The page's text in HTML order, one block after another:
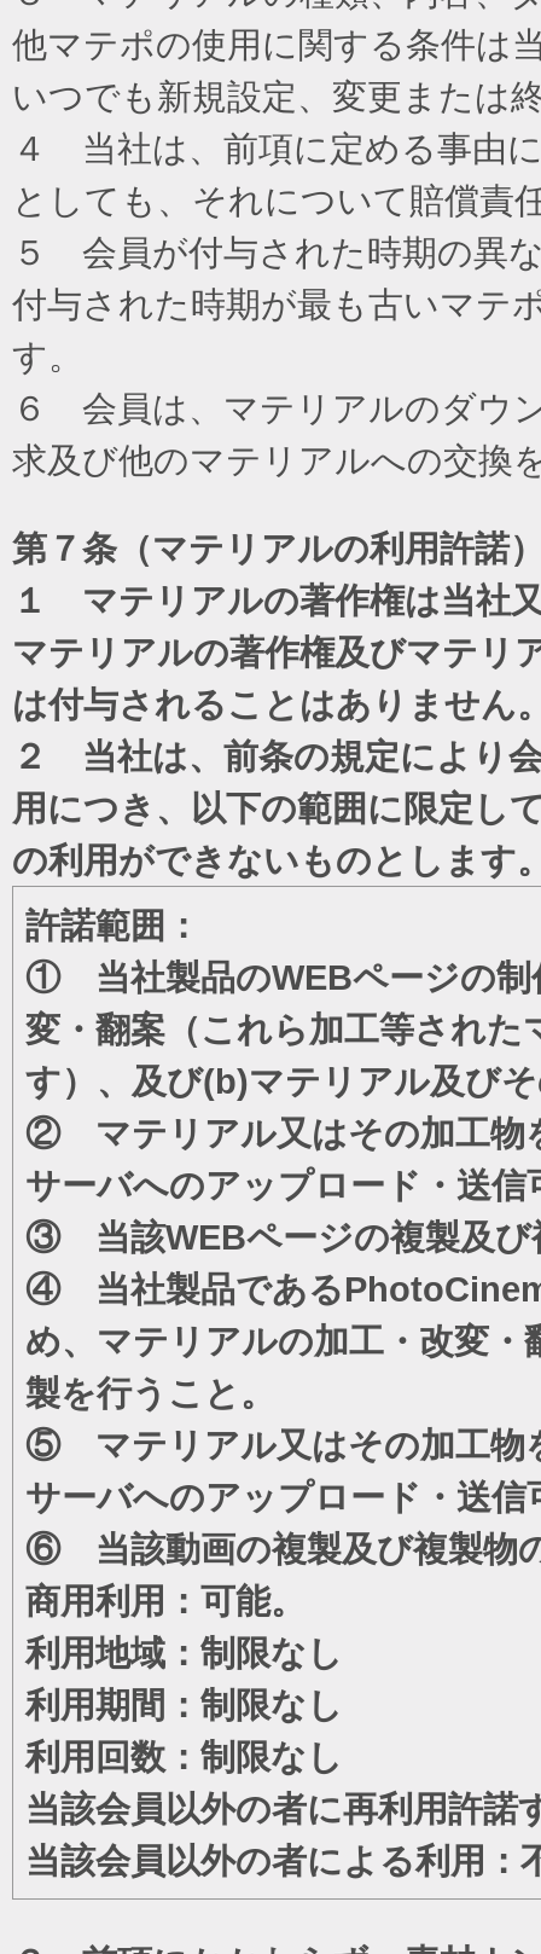
他マテポの使用に関する条件は
いつでも新規設定、変更または
４ 当社は、前項に定める事由
としても、それについて賠償責
５ 会員が付与された時期の異
付与された時期が最も古いマテ
す。
６ 会員は、マテリアルのダウ
求及び他のマテリアルへの交換
第７条（マテリアルの利用許諾
１ マテリアルの著作権は当社
マテリアルの著作権及びマテリ
は付与されることはありません
２ 当社は、前条の規定により
用につき、以下の範囲に限定し
の利用ができないものとします
許諾範囲：
① 当社製品のWEBページの制
変・翻案（これら加工等され
す）、及び(b)マテリアル及び
② マテリアル又はその加工物
サーバへのアップロード・送信
③ 当該WEBページの複製及び
④ 当社製品である
め、マテリアルの加工・改変
製を行うこと。
⑤ マテリアル又はその加工物
サーバへのアップロード・送信
⑥ 当該動画の複製及び複製物
商用利用：可能。
利用地域：制限なし
利用期間：制限なし
利用回数：制限なし
当該会員以外の者に再利用許諾
当該会員以外の者による利用：